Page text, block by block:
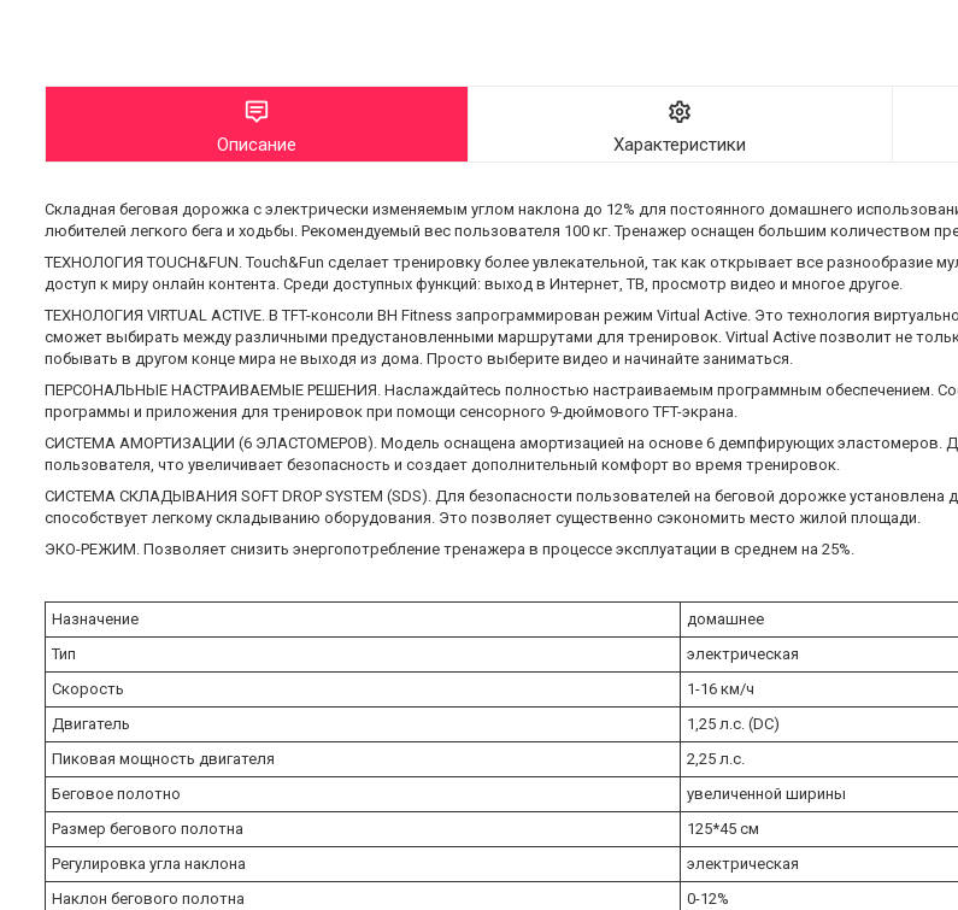
Описание Характеристики
Складная беговая дорожка с электрически изменяемым углом наклона до 12% для постоянного домашнего
любителей легкого бега и ходьбы. Рекомендуемый вес пользователя 100 кг. Тренажер оснащен большим количеством
ТЕХНОЛОГИЯ TOUCH&FUN. Touch&Fun сделает тренировку более увлекательной, так как открывает все разнообразие
доступ к миру онлайн контента. Среди доступных функций: выход в Интернет, ТВ, просмотр видео и многое другое.
ТЕХНОЛОГИЯ VIRTUAL ACTIVE. В TFT-консоли BH Fitness запрограммирован режим Virtual Active. Это технология
сможет выбирать между различными предустановленными маршрутами для тренировок. Virtual Active позволит не
побывать в другом конце мира не выходя из дома. Просто выберите видео и начинайте заниматься.
ПЕРСОНАЛЬНЫЕ НАСТРАИВАЕМЫЕ РЕШЕНИЯ. Наслаждайтесь полностью настраиваемым программным обеспечением.
программы и приложения для тренировок при помощи сенсорного 9-дюймового TFT-экрана.
СИСТЕМА АМОРТИЗАЦИИ (6 ЭЛАСТОМЕРОВ). Модель оснащена амортизацией на основе 6 демпфирующих эластомеров.
пользователя, что увеличивает безопасность и создает дополнительный комфорт во время тренировок.
СИСТЕМА СКЛАДЫВАНИЯ SOFT DROP SYSTEM (SDS). Для безопасности пользователей на беговой дорожке установлена
способствует легкому складыванию оборудования. Это позволяет существенно сэкономить место жилой площади.
ЭКО-РЕЖИМ. Позволяет снизить энергопотребление тренажера в процессе эксплуатации в среднем на 25%.
Назначение
домашнее
Тип
электрическая
Скорость
1-16 км/ч
Двигатель
1,25 л.с. (DC)
Пиковая мощность двигателя
2,25 л.с.
Беговое полотно
увеличенной ширины
Размер бегового полотна
125*45 см
Регулировка угла наклона
электрическая
Наклон бегового полотна
0-12%